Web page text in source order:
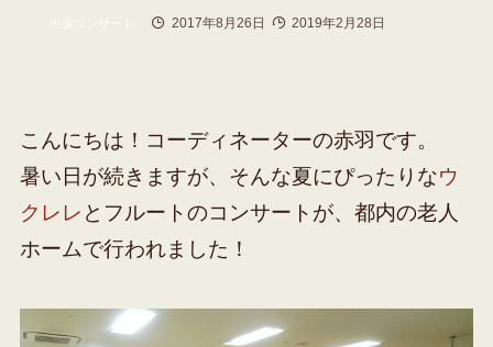
出張コンサート 2017年8月26日 2019年2月28日
こんにちは！コーディネーターの赤羽です。
暑い日が続きますが、そんな夏にぴったりなウ
クレレ とフルートのコンサートが、都内の老人
ホームで行われました！